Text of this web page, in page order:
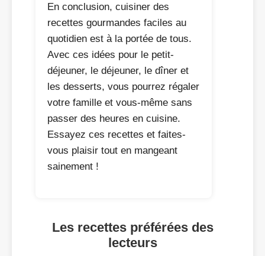
En conclusion, cuisiner des
recettes gourmandes faciles au
quotidien est à la portée de tous.
Avec ces idées pour le petit-
déjeuner, le déjeuner, le dîner et
les desserts, vous pourrez régaler
votre famille et vous-même sans
passer des heures en cuisine.
Essayez ces recettes et faites-
vous plaisir tout en mangeant
sainement !
Les recettes préférées des
lecteurs